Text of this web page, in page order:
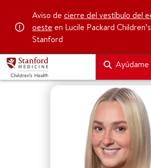
Aviso de cierre del vestíbulo del
oeste en Lucile Packard
Stanford